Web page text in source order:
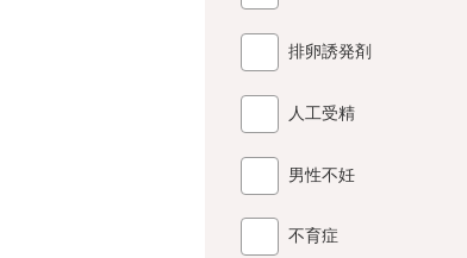
排卵誘発剤
人工受精
男性不妊
不育症